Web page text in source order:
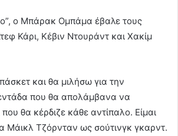
ο Μπάρακ Ομπάμα έβαλε τους
Κάρι, Κέβιν Ντουράντ και Χακίμ
και θα μιλήσω για την
που θα απολάμβανα να
θα κέρδιζε κάθε αντίπαλο. Είμαι
Μάικλ Τζόρνταν ως σούτινγκ γκαρντ.